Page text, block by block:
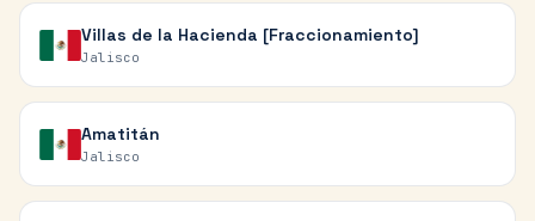
Villas de la Hacienda [Fraccionamiento]
Jalisco
Amatitán
Jalisco